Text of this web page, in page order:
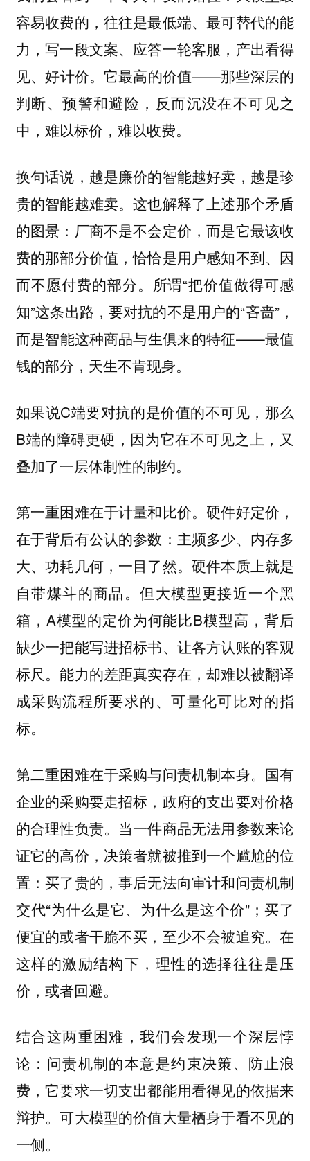
容易收费的，往往是最低端、最可替代的能
力，写一段文案、应答一轮客服，产出看得
见、好计价。它最高的价值——那些深层的
判断、预警和避险，反而沉没在不可见之
中，难以标价，难以收费。
换句话说，越是廉价的智能越好卖，越是珍
贵的智能越难卖。这也解释了上述那个矛盾
的图景：厂商不是不会定价，而是它最该收
费的那部分价值，恰恰是用户感知不到、因
而不愿付费的部分。所谓“把价值做得可感
知”这条出路，要对抗的不是用户的“吝啬”，
而是智能这种商品与生俱来的特征——最值
钱的部分，天生不肯现身。
如果说C端要对抗的是价值的不可见，那么
B端的障碍更硬，因为它在不可见之上，又
叠加了一层体制性的制约。
第一重困难在于计量和比价。硬件好定价，
在于背后有公认的参数：主频多少、内存多
大、功耗几何，一目了然。硬件本质上就是
自带煤斗的商品。但大模型更接近一个黑
箱，A模型的定价为何能比B模型高，背后
缺少一把能写进招标书、让各方认账的客观
标尺。能力的差距真实存在，却难以被翻译
成采购流程所要求的、可量化可比对的指
标。
第二重困难在于采购与问责机制本身。国有
企业的采购要走招标，政府的支出要对价格
的合理性负责。当一件商品无法用参数来论
证它的高价，决策者就被推到一个尴尬的位
置：买了贵的，事后无法向审计和问责机制
交代“为什么是它、为什么是这个价”；买了
便宜的或者干脆不买，至少不会被追究。在
这样的激励结构下，理性的选择往往是压
价，或者回避。
结合这两重困难，我们会发现一个深层悖
论：问责机制的本意是约束决策、防止浪
费，它要求一切支出都能用看得见的依据来
辩护。可大模型的价值大量栖身于看不见的
一侧。